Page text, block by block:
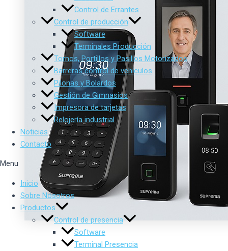
Control de Errantes
Control de producción
Software
Terminales Producción
Tornos, Portillos y Pasillos Motorizados
Barreras control de vehículos
Pilonas y Bolardos
Gestión de Gimnasios
Impresora de tarjetas
Relojería industrial
Noticias
Contacto
Menu
Inicio
Sobre Nosotros
Productos
Control de presencia
Software
Terminal Presencia